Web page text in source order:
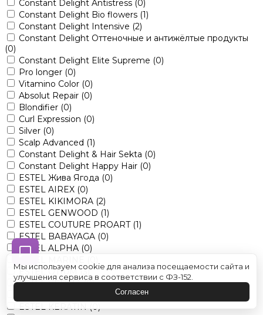
Constant Delight Antistress (0)
Constant Delight Bio flowers (1)
Constant Delight Intensive (2)
Constant Delight Оттеночные и антижёлтые продукты
(0)
Constant Delight Elite Supreme (0)
Pro longer (0)
Vitamino Color (0)
Absolut Repair (0)
Blondifier (0)
Curl Expression (0)
Silver (0)
Scalp Advanced (1)
Constant Delight & Hair Sekta (0)
Constant Delight Happy Hair (0)
ESTEL Жива Ягода (0)
ESTEL AIREX (0)
ESTEL KIKIMORA (2)
ESTEL GENWOOD (1)
ESTEL COUTURE PROART (1)
ESTEL BABAYAGA (0)
ESTEL ALPHA (0)
ESTEL OTIUM(3)
ESTEL VEDMA(0)
ESTEL KERATIN (0)
Мы используем cookie для анализа посещаемости сайта и
улучшения сервиса в соответствии с ФЗ-152.
Согласен